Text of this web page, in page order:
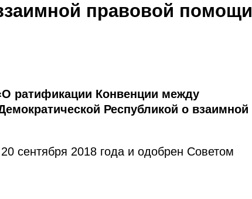
правовой помощи
ратификации Конвенции между
Республикой о взаимной
сентября 2018 года и одобрен Советом